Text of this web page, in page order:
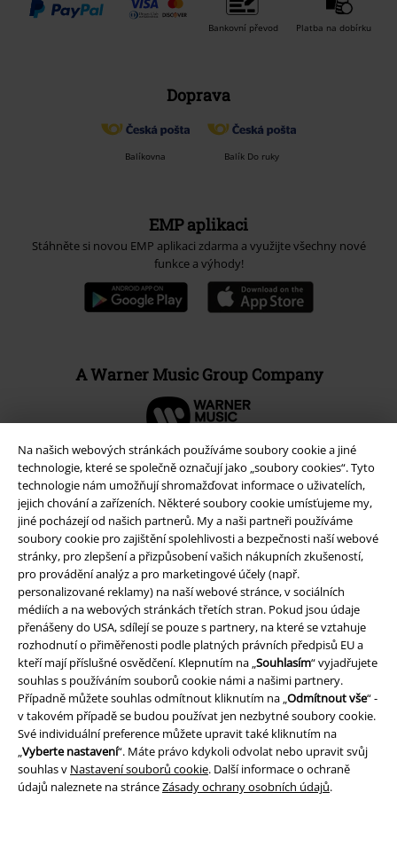
Na našich webových stránkách používáme soubory cookie a jiné
technologie, které se společně označují jako „soubory cookies“. Tyto
technologie nám umožňují shromažďovat informace o uživatelích,
jejich chování a zařízeních. Některé soubory cookie umísťujeme my,
jiné pocházejí od našich partnerů. My a naši partneři používáme
soubory cookie pro zajištění spolehlivosti a bezpečnosti naší webové
stránky, pro zlepšení a přizpůsobení vašich nákupních zkušeností,
pro provádění analýz a pro marketingové účely (např.
personalizované reklamy) na naší webové stránce, v sociálních
médiích a na webových stránkách třetích stran. Pokud jsou údaje
přenášeny do USA, sdílejí se pouze s partnery, na které se vztahuje
rozhodnutí o přiměřenosti podle platných právních předpisů EU a
kteří mají příslušné osvědčení. Klepnutím na „Souhlasím“ vyjadřujete
souhlas s používáním souborů cookie námi a našimi partnery.
Případně můžete souhlas odmítnout kliknutím na „Odmítnout vše“ -
v takovém případě se budou používat jen nezbytné soubory cookie.
Své individuální preference můžete upravit také kliknutím na
„Vyberte nastavení“. Máte právo kdykoli odvolat nebo upravit svůj
souhlas v Nastavení souborů cookie. Další informace o ochraně
údajů naleznete na stránceZásady ochrany osobních údajů.
Bankovní převod Platba na dobírku
Doprava
Balíkovna Balík Do ruky
EMP aplikaci
Stáhněte si novou EMP aplikaci zdarma a využijte všechny nové
funkce a výhody!
A Warner Music Group Company
Právní informace
Podmínky
Prohlášení
Ochrana osobních údajů
Likvidace odpadu a ochrana životního prostředí